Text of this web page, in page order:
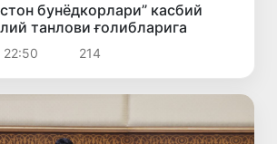
бунёдкорлари” касбий
танлови ғолибларига
22:50 214